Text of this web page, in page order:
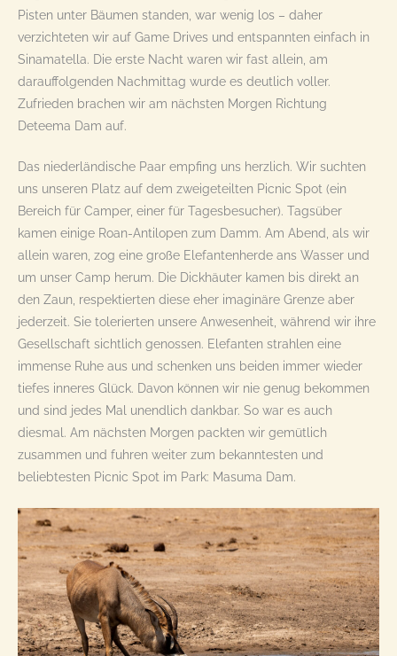
Pisten unter Bäumen standen, war wenig los – daher
verzichteten wir auf Game Drives und entspannten einfach in
Sinamatella. Die erste Nacht waren wir fast allein, am
darauffolgenden Nachmittag wurde es deutlich voller.
Zufrieden brachen wir am nächsten Morgen Richtung
Deteema Dam auf.
Das niederländische Paar empfing uns herzlich. Wir suchten
uns unseren Platz auf dem zweigeteilten Picnic Spot (ein
Bereich für Camper, einer für Tagesbesucher). Tagsüber
kamen einige Roan-Antilopen zum Damm. Am Abend, als wir
allein waren, zog eine große Elefantenherde ans Wasser und
um unser Camp herum. Die Dickhäuter kamen bis direkt an
den Zaun, respektierten diese eher imaginäre Grenze aber
jederzeit. Sie tolerierten unsere Anwesenheit, während wir ihre
Gesellschaft sichtlich genossen. Elefanten strahlen eine
immense Ruhe aus und schenken uns beiden immer wieder
tiefes inneres Glück. Davon können wir nie genug bekommen
und sind jedes Mal unendlich dankbar. So war es auch
diesmal. Am nächsten Morgen packten wir gemütlich
zusammen und fuhren weiter zum bekanntesten und
beliebtesten Picnic Spot im Park: Masuma Dam.